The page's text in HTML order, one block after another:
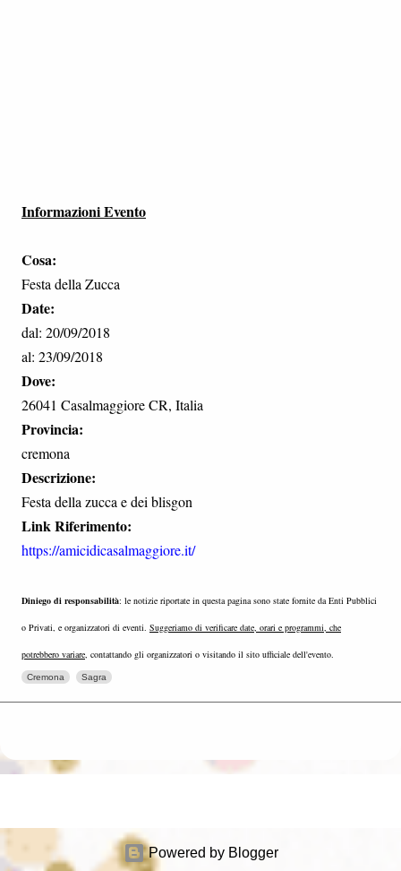
Informazioni Evento
Cosa:
Festa della Zucca
Date:
dal: 20/09/2018
al: 23/09/2018
Dove:
26041 Casalmaggiore CR, Italia
Provincia:
cremona
Descrizione:
Festa della zucca e dei blisgon
Link Riferimento:
https://amicidicasalmaggiore.it/
Diniego di responsabilità: le notizie riportate in questa pagina sono state fornite da Enti Pubblici
o Privati, e organizzatori di eventi. Suggeriamo di verificare date, orari e programmi, che
potrebbero variare, contattando gli organizzatori o visitando il sito ufficiale dell'evento.
Cremona Sagra
Powered by Blogger